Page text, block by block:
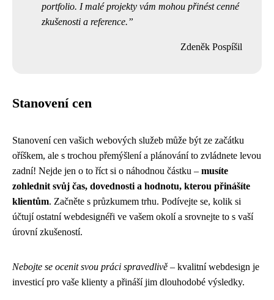
portfolio. I malé projekty vám mohou přinést cenné
zkušenosti a reference.
Zdeněk Pospíšil
Stanovení cen
Stanovení cen vašich webových služeb může být ze začátku
oříškem, ale s trochou přemýšlení a plánování to zvládnete levou
zadní! Nejde jen o to říct si o náhodnou částku – musíte
zohlednit svůj čas, dovednosti a hodnotu, kterou přinášíte
klientům. Začněte s průzkumem trhu. Podívejte se, kolik si
účtují ostatní webdesignéři ve vašem okolí a srovnejte to s vaší
úrovní zkušeností.
Nebojte se ocenit svou práci spravedlivě – kvalitní webdesign je
investicí pro vaše klienty a přináší jim dlouhodobé výsledky.